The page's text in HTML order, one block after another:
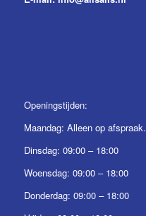
Openingstijden:
Maandag: Alleen op afspraak.
Dinsdag: 09:00 – 18:00
Woensdag: 09:00 – 18:00
Donderdag: 09:00 – 18:00